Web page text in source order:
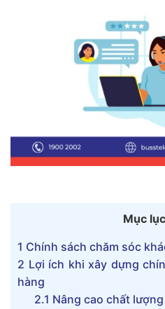
Mục lục
1 Chính sách chăm sóc
2 Lợi ích khi xây dựng
hàng
2.1 Nâng cao chất